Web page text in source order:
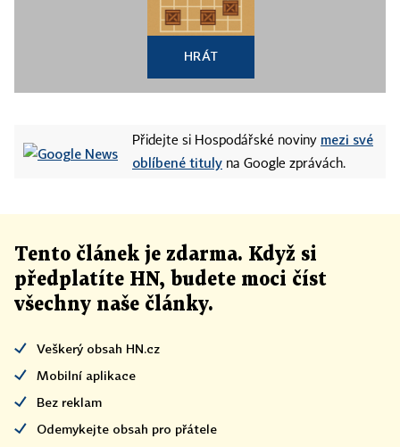
HRÁT
Přidejte si Hospodářské noviny mezi své
oblíbené tituly na Google zprávách.
Tento článek je zdarma. Když si
předplatíte HN, budete moci číst
všechny naše články.
Veškerý obsah HN.cz
Mobilní aplikace
Bez reklam
Odemykejte obsah pro přátele